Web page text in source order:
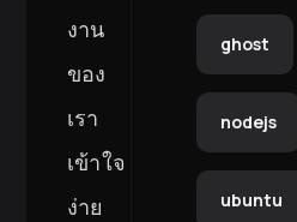
งาน
ของ
เรา
เข้าใจ
ง่าย
ghost
nodejs
ubuntu